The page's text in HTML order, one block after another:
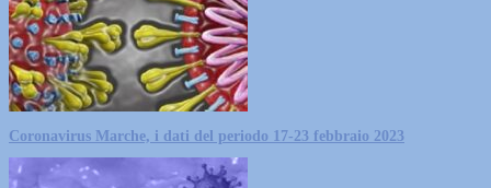
Coronavirus Marche, i dati del periodo 17-23 febbraio 2023